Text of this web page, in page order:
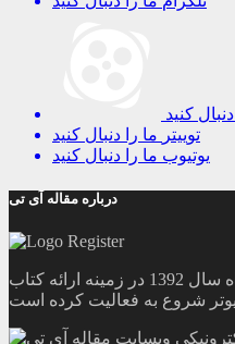
کنید
توییتر ما را دنبال کنید
یوتیوب ما را دنبال کنید
درباره مقاله آی تی
وبسایت مقاله آی تی از آبان ماه سال 1392 در زمینه ارائه کتاب